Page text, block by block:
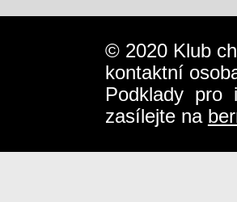
© 2020 Klub
kontaktní
Podklady pro
zasílejte na